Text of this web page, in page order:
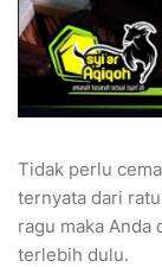
Tidak perlu
ternyata dari
ragu maka Anda
terlebih dulu.